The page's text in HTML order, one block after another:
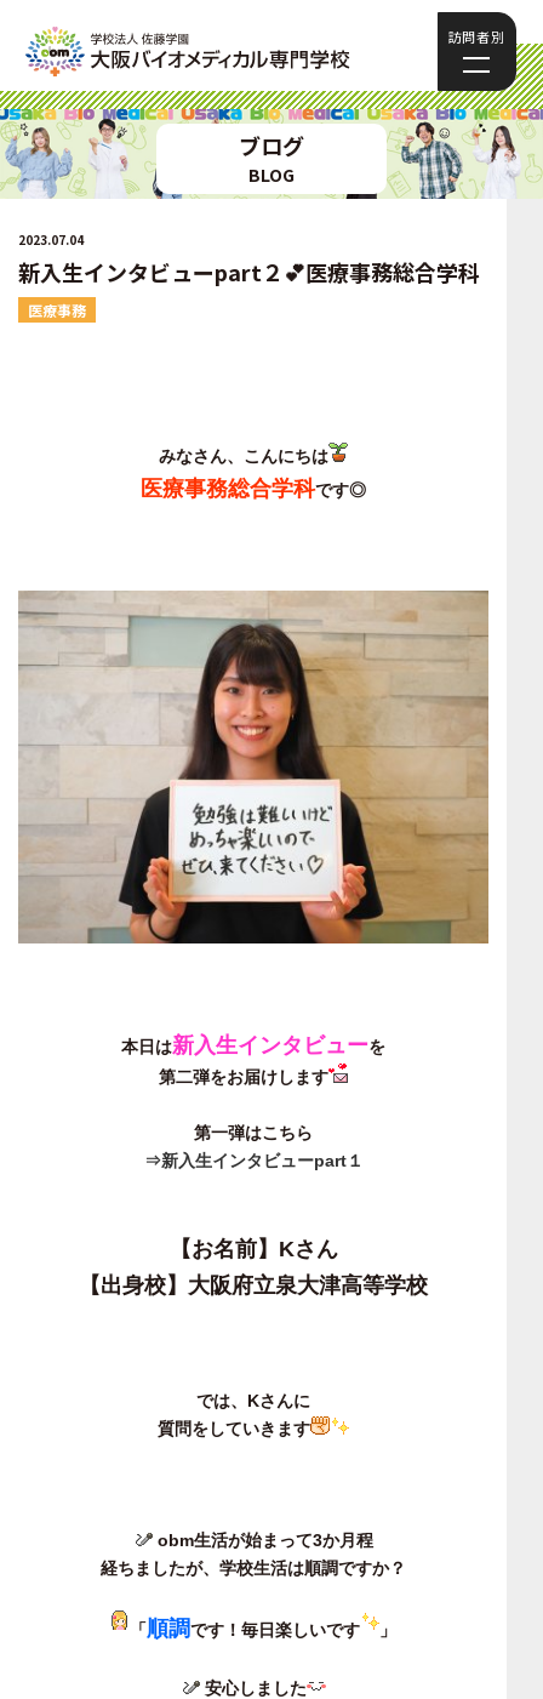
訪問者別
ブログ
BLOG
2023.07.04
新入生インタビューpart２💕医療事務総合学科
医療事務
みなさん、こんにちは
医療事務総合学科です◎
本日は新入生インタビューを
第二弾をお届けします
第一弾はこちら
⇒新入生インタビューpart１
【お名前】Kさん
【出身校】大阪府立泉大津高等学校
では、Kさんに
質問をしていきます
obm生活が始まって3か月程
経ちましたが、 学校生活は順調ですか？
「順調です！毎日楽しいです 」
安心しました